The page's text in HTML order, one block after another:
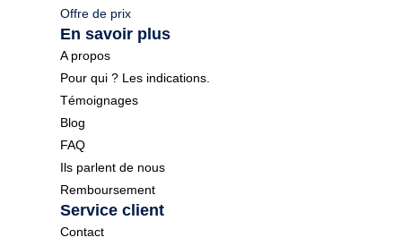
Offre de prix
En savoir plus
A propos
Pour qui ? Les indications.
Témoignages
Blog
FAQ
Ils parlent de nous
Remboursement
Service client
Contact